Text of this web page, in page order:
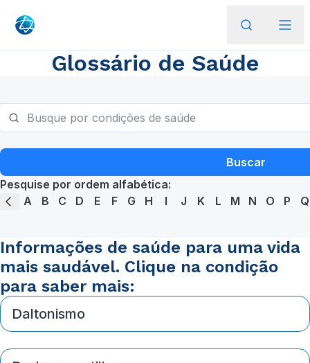
Glossário de Saúde
Buscar
Pesquise por ordem alfabética:
A
B C D E F G H I J K L M N O P Q
Informações de saúde para uma vida
mais saudável. Clique na condição
para saber mais:
Daltonismo